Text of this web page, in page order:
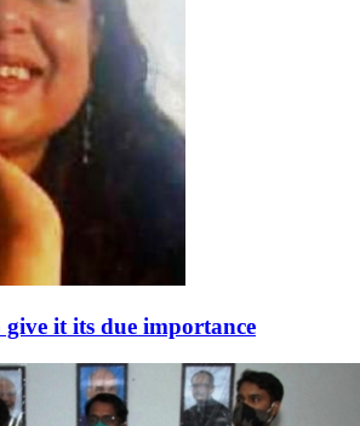
it its due importance